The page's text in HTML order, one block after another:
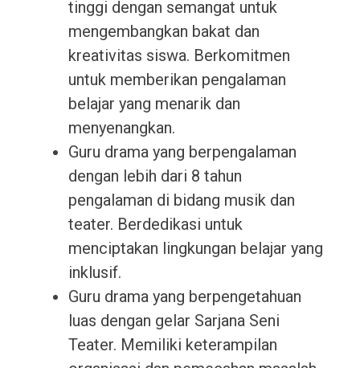
tinggi dengan semangat untuk
mengembangkan bakat dan
kreativitas siswa. Berkomitmen
untuk memberikan pengalaman
belajar yang menarik dan
menyenangkan.
Guru drama yang berpengalaman
dengan lebih dari 8 tahun
pengalaman di bidang musik dan
teater. Berdedikasi untuk
menciptakan lingkungan belajar yang
inklusif.
Guru drama yang berpengetahuan
luas dengan gelar Sarjana Seni
Teater. Memiliki keterampilan